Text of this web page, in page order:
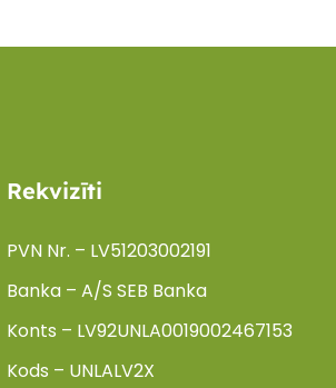
Rekvizīti
PVN Nr. – LV51203002191
Banka – A/S SEB Banka
Konts – LV92UNLA0019002467153
Kods – UNLALV2X